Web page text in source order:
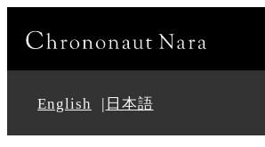
English 日本語